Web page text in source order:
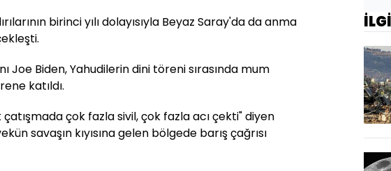
birinci yılı dolayısıyla Beyaz Saray'da da anma
Joe Biden, Yahudilerin dini töreni sırasında mum
katıldı.
çatışmada çok fazla sivil, çok fazla acı çekti" diyen
savaşın kıyısına gelen bölgede barış çağrısı